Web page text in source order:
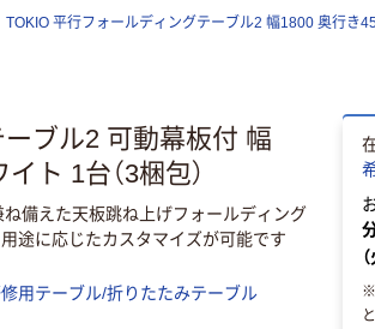
TOKIO 平行フォールディングテーブル2 幅1800 奥行き
ブル2 可動幕板付 幅
ト 1台（3梱包）
備えた天板跳ね上げフォールディング
途に応じたカスタマイズが可能です
用テーブル/折りたたみテーブル
※